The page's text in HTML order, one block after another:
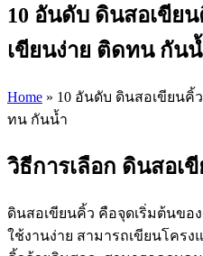
10 อันดับ ดินสอเขีย
เขียนง่าย ติดทน กัน
Home » 10 อันดับ ดินสอเขียนคิ้
ทน กันน้ำ
วิธีการเลือก ดินสอเ
ดินสอเขียนคิ้ว คือจุดเริ่มต้นขอ
ใช้งานง่าย สามารถเขียนโครง